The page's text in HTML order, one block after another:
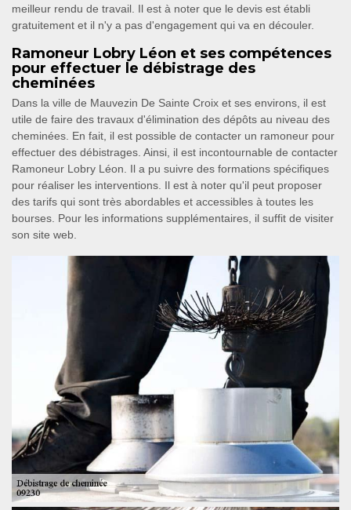
meilleur rendu de travail. Il est à noter que le devis est établi
gratuitement et il n'y a pas d'engagement qui va en découler.
Ramoneur Lobry Léon et ses compétences
pour effectuer le débistrage des
cheminées
Dans la ville de Mauvezin De Sainte Croix et ses environs, il est
utile de faire des travaux d'élimination des dépôts au niveau des
cheminées. En fait, il est possible de contacter un ramoneur pour
effectuer des débistrages. Ainsi, il est incontournable de contacter
Ramoneur Lobry Léon. Il a pu suivre des formations spécifiques
pour réaliser les interventions. Il est à noter qu'il peut proposer
des tarifs qui sont très abordables et accessibles à toutes les
bourses. Pour les informations supplémentaires, il suffit de visiter
son site web.